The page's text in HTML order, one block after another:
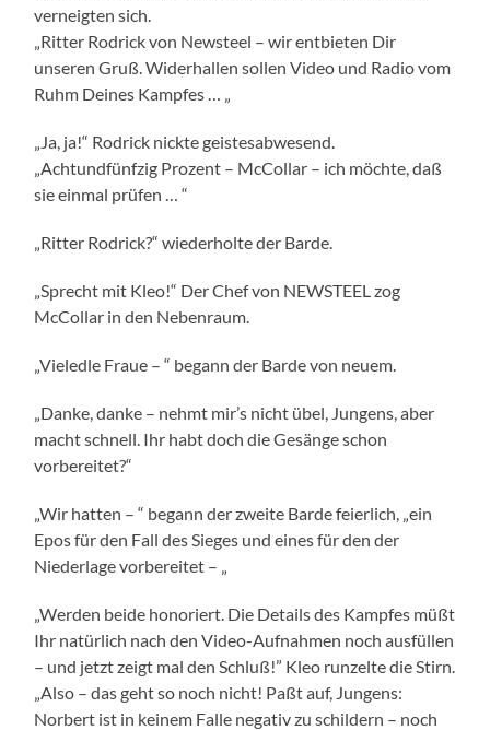
verneigten sich.
„Ritter Rodrick von Newsteel – wir entbieten Dir
unseren Gruß. Widerhallen sollen Video und Radio vom
Ruhm Deines Kampfes … „
„Ja, ja!“ Rodrick nickte geistesabwesend.
„Achtundfünfzig Prozent – McCollar – ich möchte, daß
sie einmal prüfen … “
„Ritter Rodrick?“ wiederholte der Barde.
„Sprecht mit Kleo!“ Der Chef von NEWSTEEL zog
McCollar in den Nebenraum.
„Vieledle Fraue – “ begann der Barde von neuem.
„Danke, danke – nehmt mir’s nicht übel, Jungens, aber
macht schnell. Ihr habt doch die Gesänge schon
vorbereitet?“
„Wir hatten – “ begann der zweite Barde feierlich, „ein
Epos für den Fall des Sieges und eines für den der
Niederlage vorbereitet – „
„Werden beide honoriert. Die Details des Kampfes müßt
Ihr natürlich nach den Video-Aufnahmen noch ausfüllen
– und jetzt zeigt mal den Schluß!” Kleo runzelte die Stirn.
„Also – das geht so noch nicht! Paßt auf, Jungens:
Norbert ist in keinem Falle negativ zu schildern – noch